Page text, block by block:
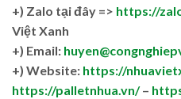
+) Zalo tại đây => https://
Việt Xanh
+) Email:
+) Website: https://
https://palletnhua.vn/–